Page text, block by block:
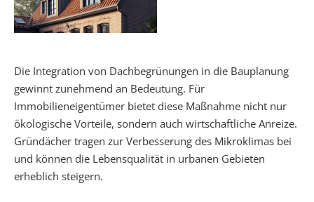
Die Integration von Dachbegrünungen in die Bauplanung
gewinnt zunehmend an Bedeutung. Für
Immobilieneigentümer bietet diese Maßnahme nicht nur
ökologische Vorteile, sondern auch wirtschaftliche Anreize.
Gründächer tragen zur Verbesserung des Mikroklimas bei
und können die Lebensqualität in urbanen Gebieten
erheblich steigern.